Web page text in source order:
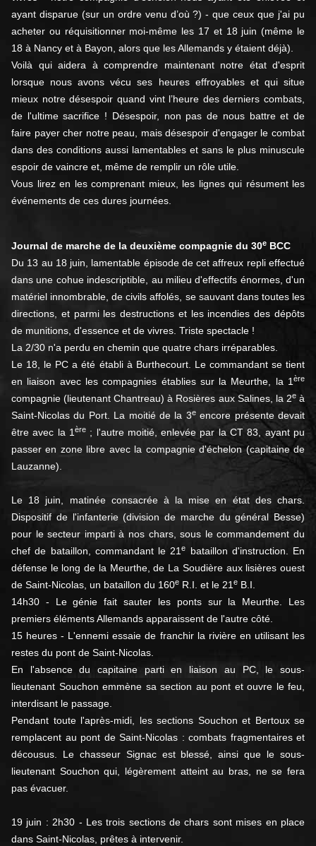
ayant disparue (sur un ordre venu d’où ?) - que ceux que j'ai pu
acheter ou réquisitionner moi-même les 17 et 18 juin (même le
18 à Nancy et à Bayon, alors que les Allemands y étaient déjà).
Voilà qui aidera à comprendre maintenant notre état d'esprit
lorsque nous avons vécu ses heures effroyables et qui situe
mieux notre désespoir quand vint l’heure des derniers combats,
de l'ultime sacrifice ! Désespoir, non pas de nous battre et de
faire payer cher notre peau, mais désespoir d'engager le combat
dans des conditions aussi lamentables et sans le plus minuscule
espoir de vaincre et, même de remplir un rôle utile.
Vous lirez en les comprenant mieux, les lignes qui résument les
événements de ces dures journées.
Journal de marche de la deuxième compagnie du 30e BCC
Du 13 au 18 juin, lamentable épisode de cet affreux repli effectué
dans une cohue indescriptible, au milieu d'effectifs énormes, d'un
matériel innombrable, de civils affolés, se sauvant dans toutes les
directions, et parmi les destructions et les incendies des dépôts
de munitions, d'essence et de vivres. Triste spectacle !
La 2/30 n'a perdu en chemin que quatre chars irréparables.
Le 18, le PC a été établi à Burthecourt. Le commandant se tient
en liaison avec les compagnies établies sur la Meurthe, la 1 ère
compagnie (lieutenant Chantreau) à Rosières aux Salines, la 2eà
Saint-Nicolas du Port. La moitié de la 3eencore présente devait
être avec la 1 ère; l'autre moitié, enlevée par la CT 83, ayant pu
passer en zone libre avec la compagnie d'échelon (capitaine de
Lauzanne).
Le 18 juin, matinée consacrée à la mise en état des chars.
Dispositif de l'infanterie (division de marche du général Besse)
pour le secteur imparti à nos chars, sous le commandement du
chef de bataillon, commandant le 21e
bataillon d'instruction. En
défense le long de la Meurthe, de La Soudière aux lisières ouest
de Saint-Nicolas, un bataillon du 160e R.I. et le 21 e B.I.
14h30 - Le génie fait sauter les ponts sur la Meurthe. Les
premiers éléments Allemands apparaissent de l'autre côté.
15 heures - L'ennemi essaie de franchir la rivière en utilisant les
restes du pont de Saint-Nicolas.
En l'absence du capitaine parti en liaison au PC, le sous-
lieutenant Souchon emmène sa section au pont et ouvre le feu,
interdisant le passage.
Pendant toute l'après-midi, les sections Souchon et Bertoux se
remplacent au pont de Saint-Nicolas : combats fragmentaires et
décousus. Le chasseur Signac est blessé, ainsi que le sous-
lieutenant Souchon qui, légèrement atteint au bras, ne se fera
pas évacuer.
19 juin : 2h30 - Les trois sections de chars sont mises en place
dans Saint-Nicolas, prêtes à intervenir.